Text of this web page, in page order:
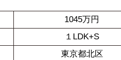
1045万円
１LDK+S
東京都北区